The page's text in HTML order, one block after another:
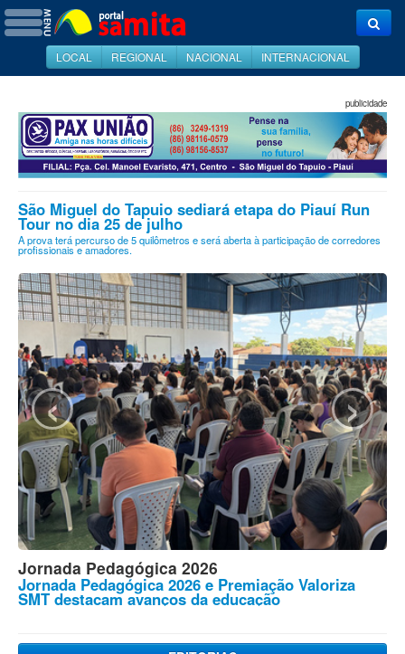
LOCAL REGIONAL NACIONAL INTERNACIONAL
publicidade
São Miguel do Tapuio sediará etapa do Piauí Run
Tour no dia 25 de julho
A prova terá percurso de 5 quilômetros e será aberta à participação de corredores
profissionais e amadores.
Festival Junino
Saiba quais são as quadrilhas vencedoras da
segunda noite do Festival Junino de S. Miguel do
‹ ›